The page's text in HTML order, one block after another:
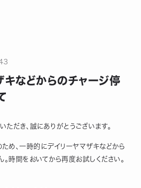
キなどからのチャージ停
だき、誠にありがとうございます。
め、一時的にデイリーヤマザキなどから
時間をおいてから再度お試しください。